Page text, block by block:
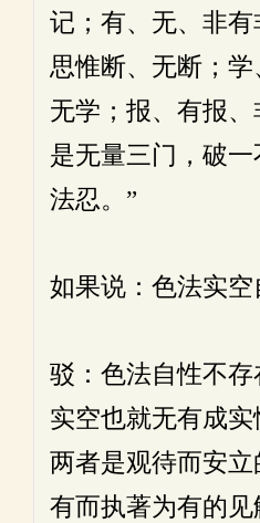
记；有、无、非有
思惟断、无断；
无学；报、有报
是无量三门，破
法忍。”
如果说：色法实空
驳：色法自性不
实空也就无有成
两者是观待而安
有而执著为有的见